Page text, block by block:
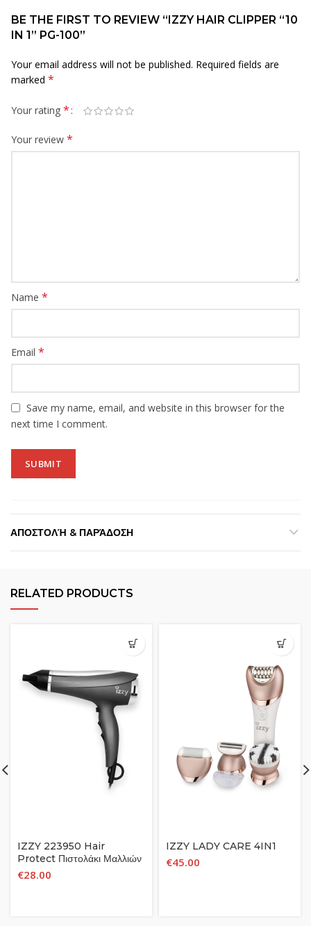
BE THE FIRST TO REVIEW “IZZY HAIR CLIPPER “10
IN 1” PG-100”
Your email address will not be published. Required fields are
marked *
Your rating *
Your review *
Name *
Email *
Save my name, email, and website in this browser for the
next time I comment.
ΑΠΟΣΤΟΛΉ & ΠΑΡΆΔΟΣΗ
RELATED PRODUCTS
IZZY 223950 Hair
Protect Πιστολάκι Μαλλιών
€28.00
IZZY LADY CARE 4IN1
€45.00